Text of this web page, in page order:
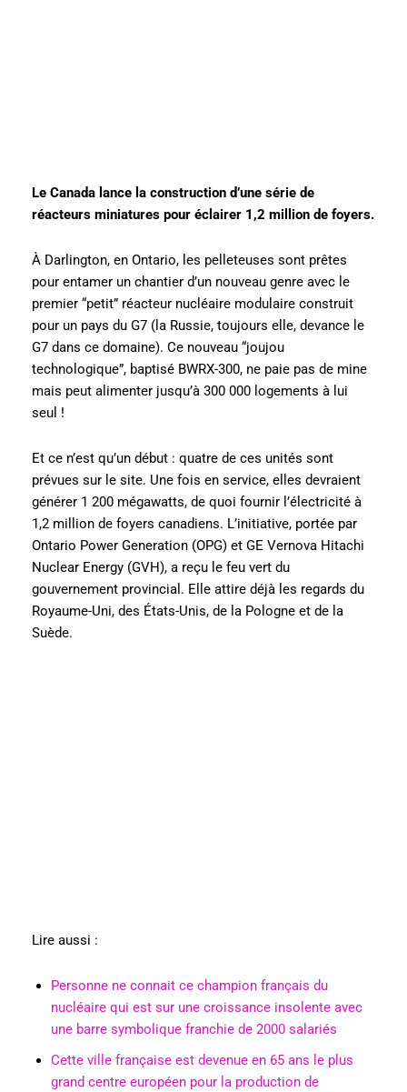
Le Canada lance la construction d’une série de
réacteurs miniatures pour éclairer 1,2 million de foyers.
À Darlington, en Ontario, les pelleteuses sont prêtes
pour entamer un chantier d’un nouveau genre avec le
premier “petit” réacteur nucléaire modulaire construit
pour un pays du G7 (la Russie, toujours elle, devance le
G7 dans ce domaine). Ce nouveau “joujou
technologique”, baptisé BWRX-300, ne paie pas de mine
mais peut alimenter jusqu’à 300 000 logements à lui
seul !
Et ce n’est qu’un début : quatre de ces unités sont
prévues sur le site. Une fois en service, elles devraient
générer 1 200 mégawatts, de quoi fournir l’électricité à
1,2 million de foyers canadiens. L’initiative, portée par
Ontario Power Generation (OPG) et GE Vernova Hitachi
Nuclear Energy (GVH), a reçu le feu vert du
gouvernement provincial. Elle attire déjà les regards du
Royaume-Uni, des États-Unis, de la Pologne et de la
Suède.
Lire aussi :
Personne ne connait ce champion français du
nucléaire qui est sur une croissance insolente avec
une barre symbolique franchie de 2000 salariés
Cette ville française est devenue en 65 ans le plus
grand centre européen pour la production de